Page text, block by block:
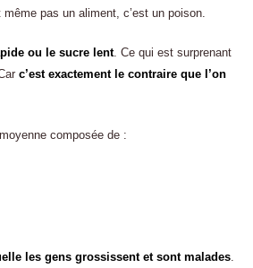
même pas un aliment, c’est un poison.
ou le sucre lent. Ce qui est surprenant
c’est exactement le contraire que l’on
composée de :
les gens grossissent et sont malades.